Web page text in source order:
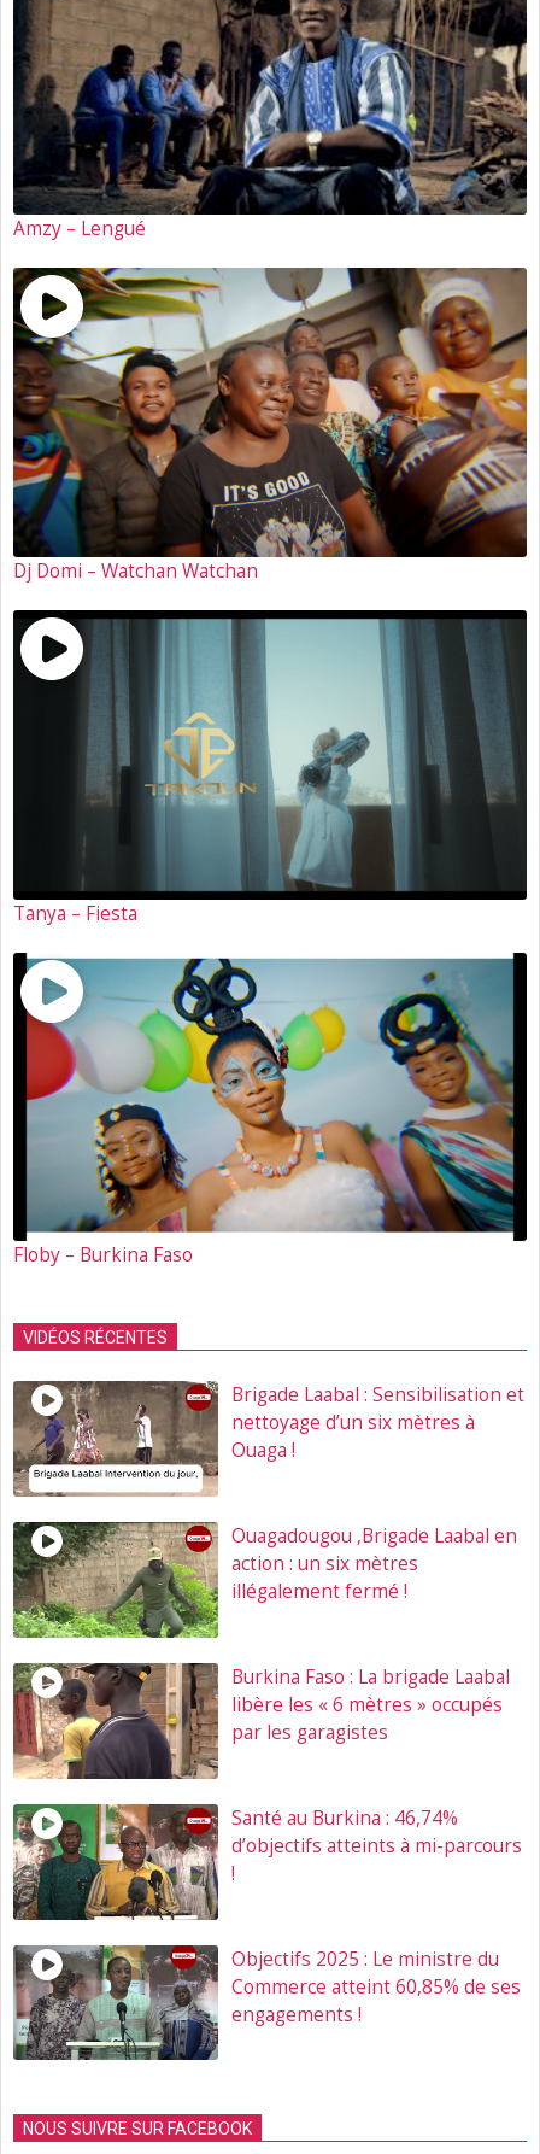
Amzy – Lengué
Dj Domi – Watchan Watchan
Tanya – Fiesta
Floby – Burkina Faso
VIDÉOS RÉCENTES
Brigade Laabal : Sensibilisation et
nettoyage d’un six mètres à
Ouaga !
Ouagadougou ,Brigade Laabal en
action : un six mètres
illégalement fermé !
Burkina Faso : La brigade Laabal
libère les « 6 mètres » occupés
par les garagistes
Santé au Burkina : 46,74%
d’objectifs atteints à mi-parcours
!
Objectifs 2025 : Le ministre du
Commerce atteint 60,85% de ses
engagements !
NOUS SUIVRE SUR FACEBOOK